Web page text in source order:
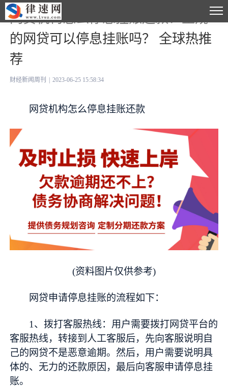
网贷机构怎么停息挂账还款？正规
的网贷可以停息挂账吗？ 全球热推
荐
财经新闻周刊 2023-06-25 15:58:34
网贷机构怎么停息挂账还款
(资料图片仅供参考)
网贷申请停息挂账的流程如下：
1、拨打客服热线：用户需要拨打网贷平台的
客服热线，转接到人工客服后，先向客服说明自
己的网贷不是恶意逾期。然后，用户需要说明具
体的、无力的还款原因，最后向客服申请停息挂
账。